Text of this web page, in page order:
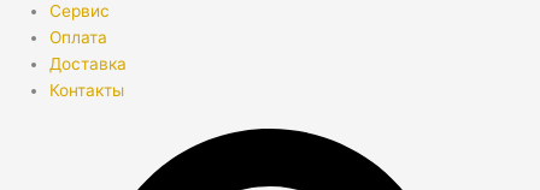
Сервис
Оплата
Доставка
Контакты